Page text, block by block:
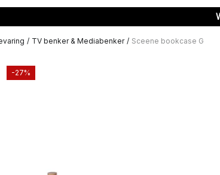
/ TV benker & Mediabenker / Sceene bookcase G
-27%